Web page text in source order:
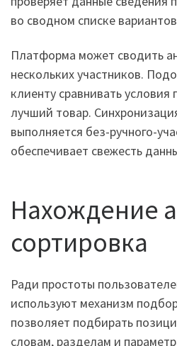
во сводном списке
Платформа может сводить
нескольких участников.
клиенту сравнивать
лучший товар.
выполняется без-ручного-
обеспечивает свежесть
Нахождение
сортировка
Ради простоты
используют механизм
позволяет подбирать
словам, разделам и